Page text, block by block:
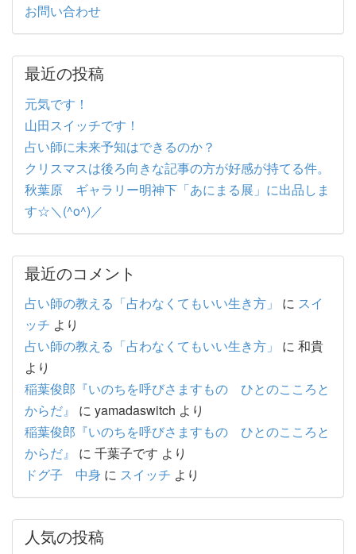
お問い合わせ
最近の投稿
元気です！
山田スイッチです！
占い師に未来予知はできるのか？
クリスマスは後ろ向きな記事の方が好感が持てる件。
秋葉原 ギャラリー明神下「あにまる展」に出品しま
す☆＼(^o^)／
最近のコメント
占い師の教える「占わなくてもいい生き方」 に スイ
ッチ より
占い師の教える「占わなくてもいい生き方」
に 和貴
より
稲葉俊郎『いのちを呼びさますもの ひとのこころと
からだ』
に yamadaswitch より
稲葉俊郎『いのちを呼びさますもの ひとのこころと
からだ』
に 千葉子です より
ドグ子 中身 に スイッチ より
人気の投稿